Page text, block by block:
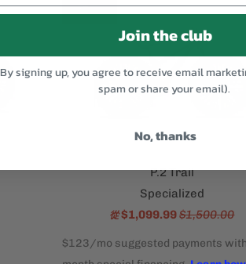
P.2 Trail
Specialized
從 $1,099.99$1,500.00
銷售
Join the club
By signing up, you agree to receive email
spam or share your email).
No, thanks